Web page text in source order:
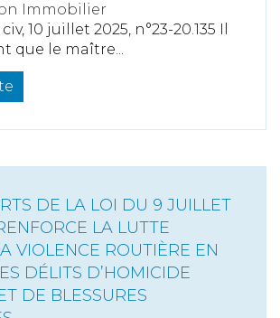
Immobilier
10 juillet 2025, n°23-20.135 Il
que le maître...
DE LA LOI DU 9 JUILLET
LA LUTTE
VIOLENCE ROUTIÈRE EN
DÉLITS D’HOMICIDE
DE BLESSURES